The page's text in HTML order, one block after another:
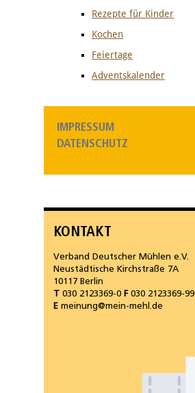
IMPRESSUM
DATENSCHUTZ
Rezepte für Kinder
Kochen
Feiertage
Adventskalender
KONTAKT
Verband Deutscher Mühlen e.V.
Neustädtische Kirchstraße 7A
10117 Berlin
T 030 2123369-0 F030 2123369-99
E meinung@mein-mehl.de